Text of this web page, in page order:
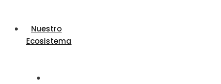
Nuestro
Ecosistema